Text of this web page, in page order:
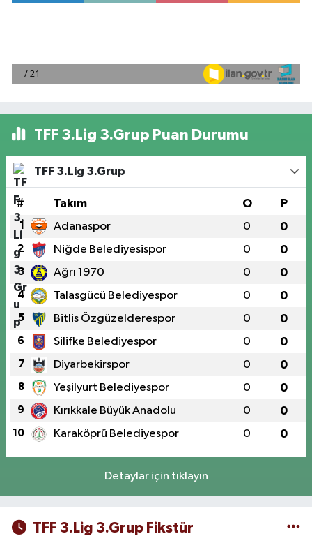
TFF 3.Lig 3.Grup Puan Durumu
TFF 3.Lig 3.Grup
# Takım O P
1 Adanaspor 0 0
2 Niğde Belediyesispor 0 0
3 Ağrı 1970 0 0
4 Talasgücü Belediyespor 0 0
5 Bitlis Özgüzelderespor 0 0
6 Silifke Belediyespor 0 0
7 Diyarbekirspor 0 0
8 Yeşilyurt Belediyespor 0 0
9 Kırıkkale Büyük Anadolu 0 0
10 Karaköprü Belediyespor 0 0
Detaylar için tıklayın
TFF 3.Lig 3.Grup Fikstür